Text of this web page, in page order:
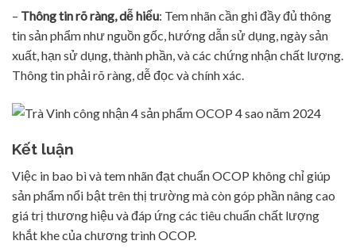
– Thông tin rõ ràng, dễ hiểu: Tem nhãn cần ghi đầy đủ thông
tin sản phẩm như nguồn gốc, hướng dẫn sử dụng, ngày sản
xuất, hạn sử dụng, thành phần, và các chứng nhận chất lượng.
Thông tin phải rõ ràng, dễ đọc và chính xác.
Kết luận
Việc in bao bì và tem nhãn đạt chuẩn OCOP không chỉ giúp
sản phẩm nổi bật trên thị trường mà còn góp phần nâng cao
giá trị thương hiệu và đáp ứng các tiêu chuẩn chất lượng
khắt khe của chương trình OCOP.